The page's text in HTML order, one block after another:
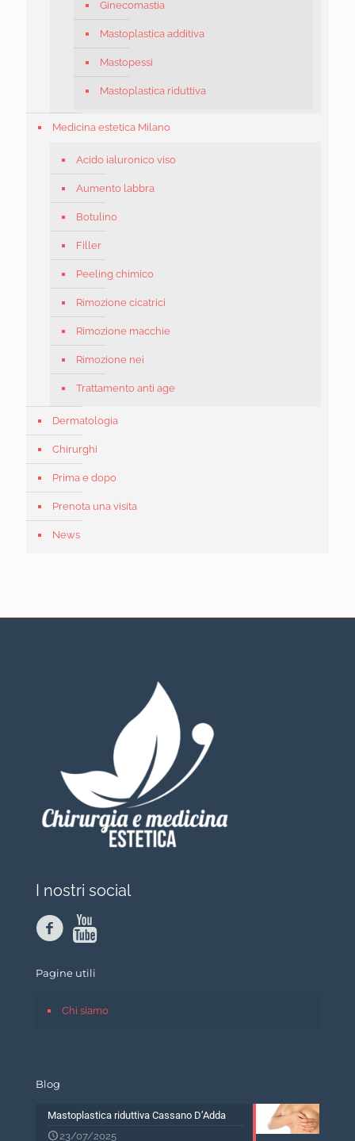
Ginecomastia
Mastoplastica additiva
Mastopessi
Mastoplastica riduttiva
Medicina estetica Milano
Acido ialuronico viso
Aumento labbra
Botulino
Filler
Peeling chimico
Rimozione cicatrici
Rimozione macchie
Rimozione nei
Trattamento anti age
Dermatologia
Chirurghi
Prima e dopo
Prenota una visita
News
I nostri social
Pagine utili
Chi siamo
Blog
Mastoplastica riduttiva Cassano D’Adda
23/07/2025